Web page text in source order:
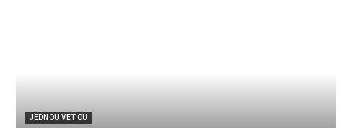
JEDNOU VETOU